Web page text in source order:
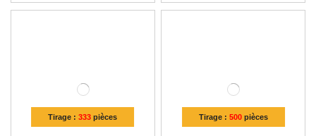
Tirage :333 pièces Tirage : 500pièces